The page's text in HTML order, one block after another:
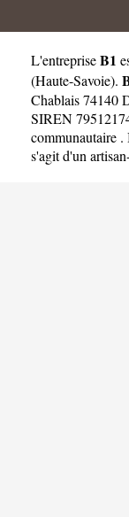
L'entrepriseB1
(Haute-Savoie).
Chablais 74140
SIREN
communautaire
s'agit d'un